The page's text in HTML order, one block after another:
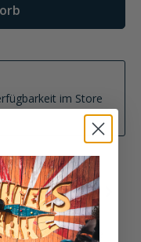
im Store
Sport Hoodie
Sport Hoodie